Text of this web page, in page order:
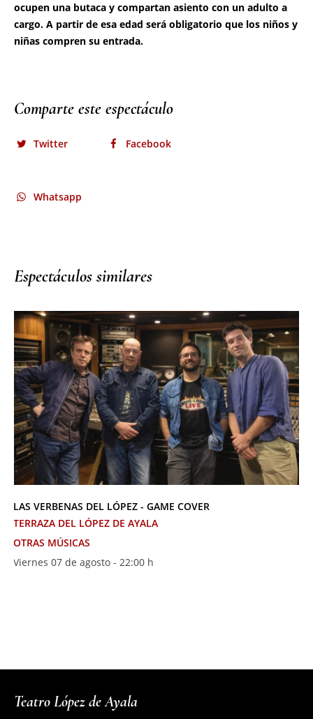
Comparte este espectáculo
Twitter Facebook
Whatsapp
Espectáculos similares
LAS VERBENAS DEL LÓPEZ - GAME COVER
TERRAZA DEL LÓPEZ DE AYALA
OTRAS MÚSICAS
Viernes 07 de agosto - 22:00 h
Teatro López de Ayala